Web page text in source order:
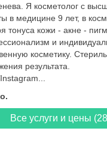
Я косметолог с
в медицине 9 лет, в
тонуса кожи - акне -
и
косметику.
результата.
Все услуги и цены